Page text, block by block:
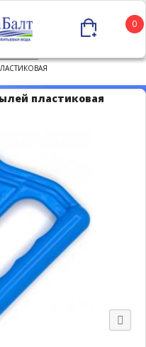
0
пластиковая